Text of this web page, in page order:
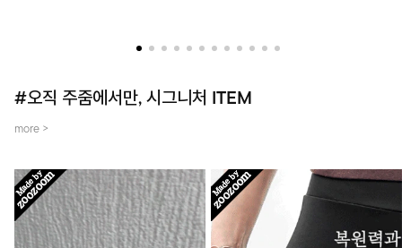
#오직 주줌에서만, 시그니처 ITEM
more >